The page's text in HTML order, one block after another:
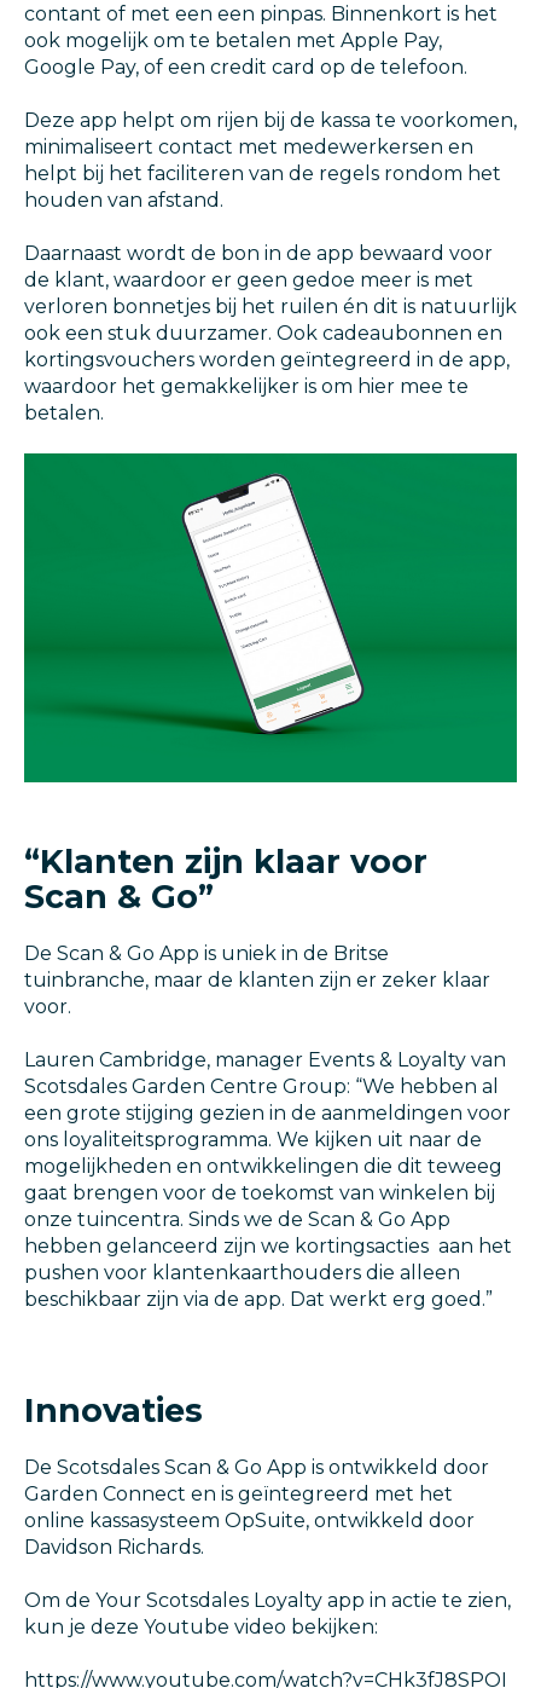
contant of met een een pinpas. Binnenkort is het
ook mogelijk om te betalen met Apple Pay,
Google Pay, of een credit card op de telefoon.
Deze app helpt om rijen bij de kassa te voorkomen,
minimaliseert contact met medewerkersen en
helpt bij het faciliteren van de regels rondom het
houden van afstand.
Daarnaast wordt de bon in de app bewaard voor
de klant, waardoor er geen gedoe meer is met
verloren bonnetjes bij het ruilen én dit is natuurlijk
ook een stuk duurzamer. Ook cadeaubonnen en
kortingsvouchers worden geïntegreerd in de app,
waardoor het gemakkelijker is om hier mee te
betalen.
“Klanten zijn klaar voor
Scan & Go”
De Scan & Go App is uniek in de Britse
tuinbranche, maar de klanten zijn er zeker klaar
voor.
Lauren Cambridge, manager Events & Loyalty van
Scotsdales Garden Centre Group: “We hebben al
een grote stijging gezien in de aanmeldingen voor
ons loyaliteitsprogramma. We kijken uit naar de
mogelijkheden en ontwikkelingen die dit teweeg
gaat brengen voor de toekomst van winkelen bij
onze tuincentra. Sinds we de Scan & Go App
hebben gelanceerd zijn we kortingsacties aan het
pushen voor klantenkaarthouders die alleen
beschikbaar zijn via de app. Dat werkt erg goed.”
Innovaties
De Scotsdales Scan & Go App is ontwikkeld door
Garden Connect en is geïntegreerd met het
online kassasysteem OpSuite, ontwikkeld door
Davidson Richards.
Om de Your Scotsdales Loyalty app in actie te zien,
kun je deze Youtube video bekijken:
https://www.youtube.com/watch?v=CHk3fJ8SPOI